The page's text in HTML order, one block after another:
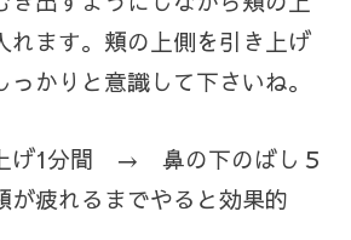
れます。頬の上側を引き上げ
かりと意識して下さいね。
げ1分間 → 鼻の下のばし５
疲れるまでやると効果的